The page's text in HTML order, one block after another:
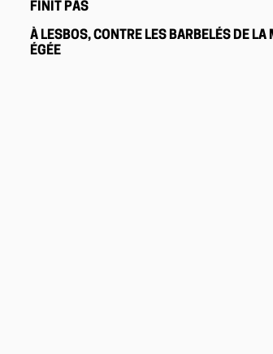
FINIT PAS
À LESBOS, CONTRE LES BARBELÉS DE LA
ÉGÉE